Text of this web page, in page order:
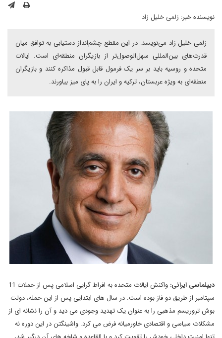
نویسنده خبر: زلمی خلیل زاد
زلمی خلیل زاد می‌نویسد: در این مقطع چشم‌انداز دستیابی به توافق میان
قدرت‌های بین‌المللی سهل‌الوصول‌تر از بازیگران منطقه‌ای است. ایالات
متحده و روسیه باید بر سر یک فرمول قابل قبول مذاکره کنند و بازیگران
منطقه‌ای به ویژه عربستان، ترکیه و ایران را به پای میز بیاورند.
دیپلماسی ایرانی:
واکنش ایالات متحده به افراط گرایی اسلامی پس از حملات 11
سپتامبر از طریق دو فاز بوده است. در سال های ابتدایی پس از این حمله، دولت
بوش تروریسم مذهبی را به عنوان یک تهدید وجودی می دید و آن را نشانه ای از
مشکلات سیاسی و اقتصادی خاورمیانه فرض می کرد. واشینگتن در این دوره نه